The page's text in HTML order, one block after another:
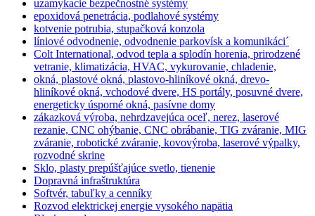
uzamykacie bezpečnostné systémy
epoxidová penetrácia, podlahové systémy
kotvenie potrubia, stupačková konzola
líniové odvodnenie, odvodnenie parkovísk a komunikáci´
Colt International, odvod tepla a splodín horenia, prirodzené
vetranie, klimatizácia, HVAC, vykurovanie, chladenie,
okná, plastové okná, plastovo-hliníkové okná, drevo-
hliníkové okná, vchodové dvere, HS portály, posuvné dvere,
energeticky úsporné okná, pasívne domy
zákazková výroba, nehrdzavejúca oceľ, nerez, laserové
rezanie, CNC ohýbanie, CNC obrábanie, TIG zváranie, MIG
zváranie, robotické zváranie, kovovýroba, laserové výpalky,
rozvodné skrine
Sklo, plasty prepúšťajúce svetlo, tienenie
Dopravná infraštruktúra
Softvér, tabuľky a cenníky
Rozvod elektrickej energie vysokého napätia